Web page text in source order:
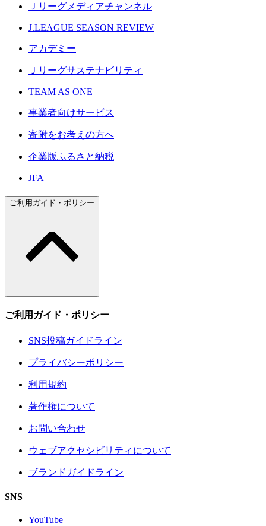
Ｊリーグメディアチャンネル
J.LEAGUE SEASON REVIEW
アカデミー
Ｊリーグサステナビリティ
TEAM AS ONE
事業者向けサービス
寄附をお考えの方へ
企業版ふるさと納税
JFA
ご利用ガイド・ポリシー
ご利用ガイド・ポリシー
SNS投稿ガイドライン
プライバシーポリシー
利用規約
著作権について
お問い合わせ
ウェブアクセシビリティについて
ブランドガイドライン
SNS
YouTube